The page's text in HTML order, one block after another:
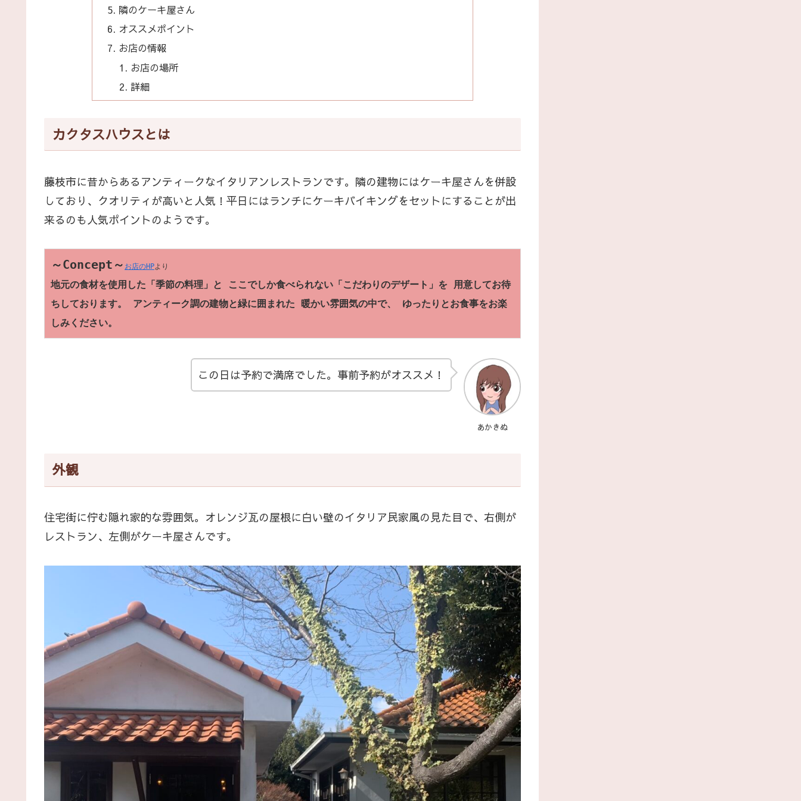
隣のケーキ屋さん
オススメポイント
お店の情報
お店の場所
詳細
カクタスハウスとは
藤枝市に昔からあるアンティークなイタリアンレストランです。隣の建物にはケーキ屋さんを併設
しており、クオリティが高いと人気！平日にはランチにケーキバイキングをセットにすることが出
来るのも人気ポイントのようです。
～Concept～ お店のHPより
地元の食材を使用した「季節の料理」と ここでしか食べられない「こだわりのデザート」を 用意してお待
ちしております。 アンティーク調の建物と緑に囲まれた 暖かい雰囲気の中で、 ゆったりとお食事をお楽
しみください。
あかきぬ
この日は予約で満席でした。事前予約がオススメ！
外観
住宅街に佇む隠れ家的な雰囲気。オレンジ瓦の屋根に白い壁のイタリア民家風の見た目で、右側が
レストラン、左側がケーキ屋さんです。